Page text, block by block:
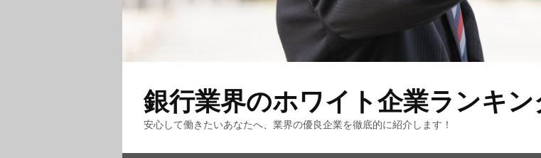
銀行業界のホワイト企業ランキン
安心して働きたいあなたへ、業界の優良企業を徹底的に紹介します！